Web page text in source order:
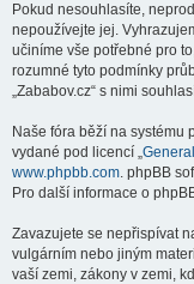
Pokud nesouhlasíte,
nepoužívejte jej.
učiníme vše potřebné pro
rozumné tyto podmínky
„Zababov.cz“ s nimi
Naše fóra běží na systému
vydané pod licencí „
www.phpbb.com. phpBB
Pro další informace o
Zavazujete se nepřispívat
vulgárním nebo jiným
vaší zemi, zákony v zemi,